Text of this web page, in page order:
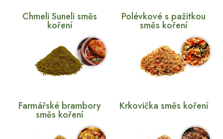
Chmeli Suneli směs
koření
Polévkové s pažitkou
směs koření
Farmářské brambory
směs koření
Krkovička směs koření